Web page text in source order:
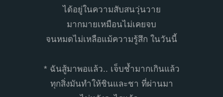
ได้อยู่ในความสับสนวุ่นวาย
มากมายเหมือนไม่เคยจบ
จนหมดไม่เหลือแม้ความรู้สึก ในวันนี้
* ฉันสู้มาพอแล้ว.. เจ็บช้ำมากเกินแล้ว
ทุกสิ่งมันทำให้ชินและชา ที่ผ่านมา